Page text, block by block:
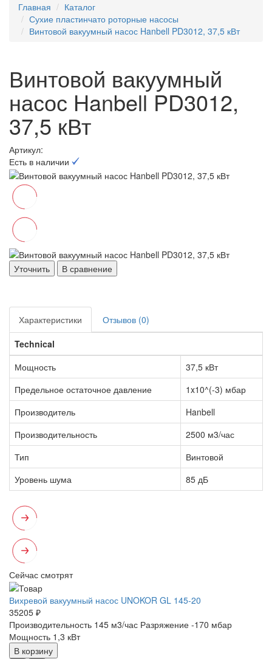
Главная
Каталог
Сухие пластинчато роторные насосы
Винтовой вакуумный насос Hanbell PD3012, 37,5 кВт
Винтовой вакуумный
насос Hanbell PD3012,
37,5 кВт
Артикул:
Есть в наличии
Уточнить В сравнение
Характеристики
Отзывов (0)
Technical
Мощность
37,5 кВт
Предельное остаточное давление
1x10^(-3) мбар
Производитель
Hanbell
Производительность
2500 м3/час
Тип
Винтовой
Уровень шума
85 дБ
Сейчас смотрят
Вихревой вакуумный насос UNOKOR GL 145-20
35205 ₽
Производительность 145 м3/час Разряжение -170 мбар
Мощность 1,3 кВт
В корзину